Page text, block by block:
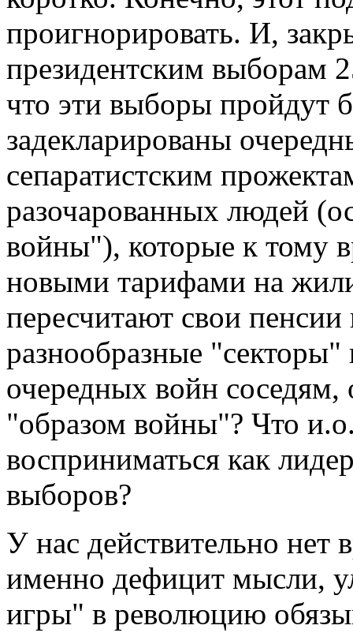
проигнорировать. И,
президентским выборам
что эти выборы пройдут
задекларированы
сепаратистским
разочарованных людей
войны"), которые к тому
новыми тарифами на
пересчитают свои
разнообразные
очередных войн соседям,
"образом войны"? Что
восприниматься как
выборов?
У нас действительно
именно дефицит мысли,
игры" в революцию